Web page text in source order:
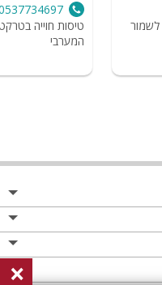
לשמור
טיסות חוייה
המערבי
×